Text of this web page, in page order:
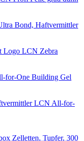
Bond, Haftvermittler
LCN Zebra
for-One Building Gel
LCN All-for-
Zelletten, Tupfer, 300